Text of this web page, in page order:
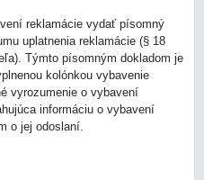
reklamácie vydať písomný
uplatnenia reklamácie (§ 18
Týmto písomným dokladom je
kolónkou vybavenie
vyrozumenie o vybavení
informáciu o vybavení
o jej odoslaní.